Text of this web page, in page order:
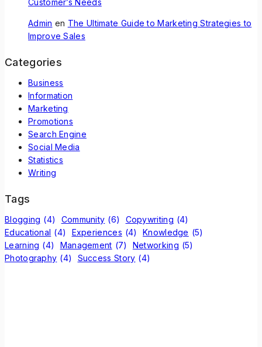
Admin en The Ultimate Guide to Marketing Strategies to
Improve Sales
Categories
Business
Information
Marketing
Promotions
Search Engine
Social Media
Statistics
Writing
Tags
Blogging (4) Community (6) Copywriting (4)
Educational (4) Experiences (4) Knowledge (5)
Learning (4) Management (7) Networking (5)
Photography (4) Success Story (4)